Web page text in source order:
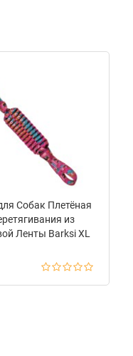
Собак Плетёная
из
Ленты Barksi XL